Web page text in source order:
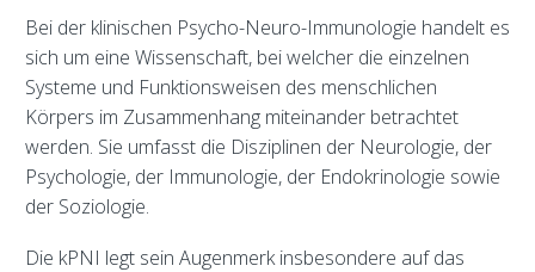
Bei der klinischen Psycho-Neuro-Immunologie handelt es
sich um eine Wissenschaft, bei welcher die einzelnen
Systeme und Funktionsweisen des menschlichen
Körpers im Zusammenhang miteinander betrachtet
werden. Sie umfasst die Disziplinen der Neurologie, der
Psychologie, der Immunologie, der Endokrinologie sowie
der Soziologie.
Die kPNI legt sein Augenmerk insbesondere auf das